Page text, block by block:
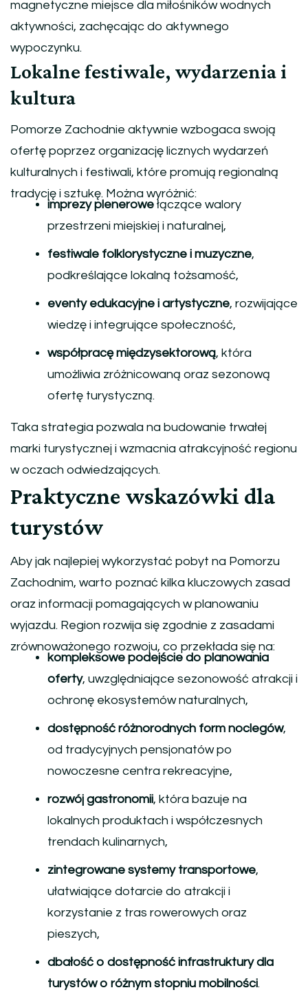
magnetyczne miejsce dla miłośników wodnych
aktywności, zachęcając do aktywnego
wypoczynku.
Lokalne festiwale, wydarzenia i
kultura
Pomorze Zachodnie aktywnie wzbogaca swoją
ofertę poprzez organizację licznych wydarzeń
kulturalnych i festiwali, które promują regionalną
tradycję i sztukę. Można wyróżnić:
imprezy plenerowe łączące walory
przestrzeni miejskiej i naturalnej,
festiwale folklorystyczne i muzyczne,
podkreślające lokalną tożsamość,
eventy edukacyjne i artystyczne, rozwijające
wiedzę i integrujące społeczność,
współpracę międzysektorową, która
umożliwia zróżnicowaną oraz sezonową
ofertę turystyczną.
Taka strategia pozwala na budowanie trwałej
marki turystycznej i wzmacnia atrakcyjność regionu
w oczach odwiedzających.
Praktyczne wskazówki dla
turystów
Aby jak najlepiej wykorzystać pobyt na Pomorzu
Zachodnim, warto poznać kilka kluczowych zasad
oraz informacji pomagających w planowaniu
wyjazdu. Region rozwija się zgodnie z zasadami
zrównoważonego rozwoju, co przekłada się na:
kompleksowe podejście do planowania
oferty, uwzględniające sezonowość atrakcji i
ochronę ekosystemów naturalnych,
dostępność różnorodnych form noclegów,
od tradycyjnych pensjonatów po
nowoczesne centra rekreacyjne,
rozwój gastronomii, która bazuje na
lokalnych produktach i współczesnych
trendach kulinarnych,
zintegrowane systemy transportowe,
ułatwiające dotarcie do atrakcji i
korzystanie z tras rowerowych oraz
pieszych,
dbałość o dostępność infrastruktury dla
turystów o różnym stopniu mobilności.